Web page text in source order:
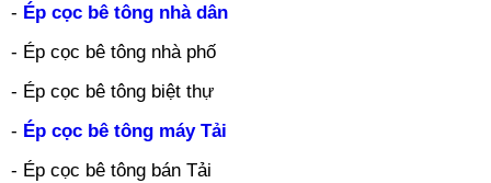
- Ép cọc bê tông nhà dân
- Ép cọc bê tông nhà phố
- Ép cọc bê tông biệt thự
- Ép cọc bê tông máy Tải
- Ép cọc bê tông bán Tải